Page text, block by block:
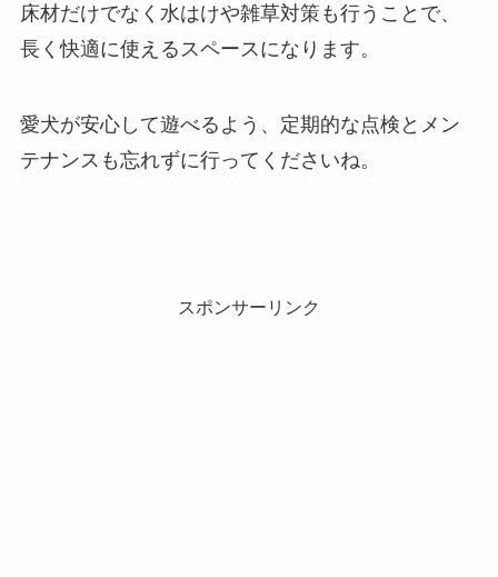
床材だけでなく水はけや雑草対策も行うことで、
長く快適に使えるスペースになります。
愛犬が安心して遊べるよう、定期的な点検とメン
テナンスも忘れずに行ってくださいね。
スポンサーリンク